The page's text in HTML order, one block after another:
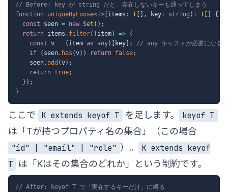
// Before: key が string だと、存在しないキーも通ってしまう
function uniqueByLoose<T>( items : T , key : string ) : T
{
const seen = new Set ( ) ;
return items . filter( ( item) => {
const v = ( item as any) key ;
// any キャストが必要になる
if
( seen. has (v) ) return false;
    seen
.add (v) ;
return true;
} ) ;
}
ここで K extends keyof T を足します。
keyof T
は「Tが持つプロパティ名の集合」（この場合
"id" | "email" | "role" ）。
K extends keyof
T
は「Kはその集合のどれか」という制約です。
// After: keyof T で「実在するキーだけ」に縛る